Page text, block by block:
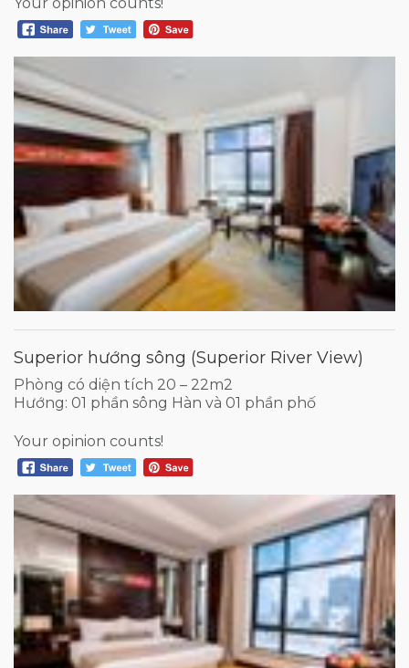
Superior hướng sông (Superior River View)
Phòng có diện tích 20 – 22m2
Hướng: 01 phần sông Hàn và 01 phần phố
Your opinion counts!